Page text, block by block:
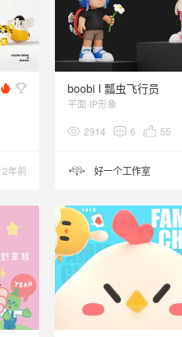
2年前
boobi I 瓢虫飞行员
平面-IP形象
2914 6 55
好一个工作室